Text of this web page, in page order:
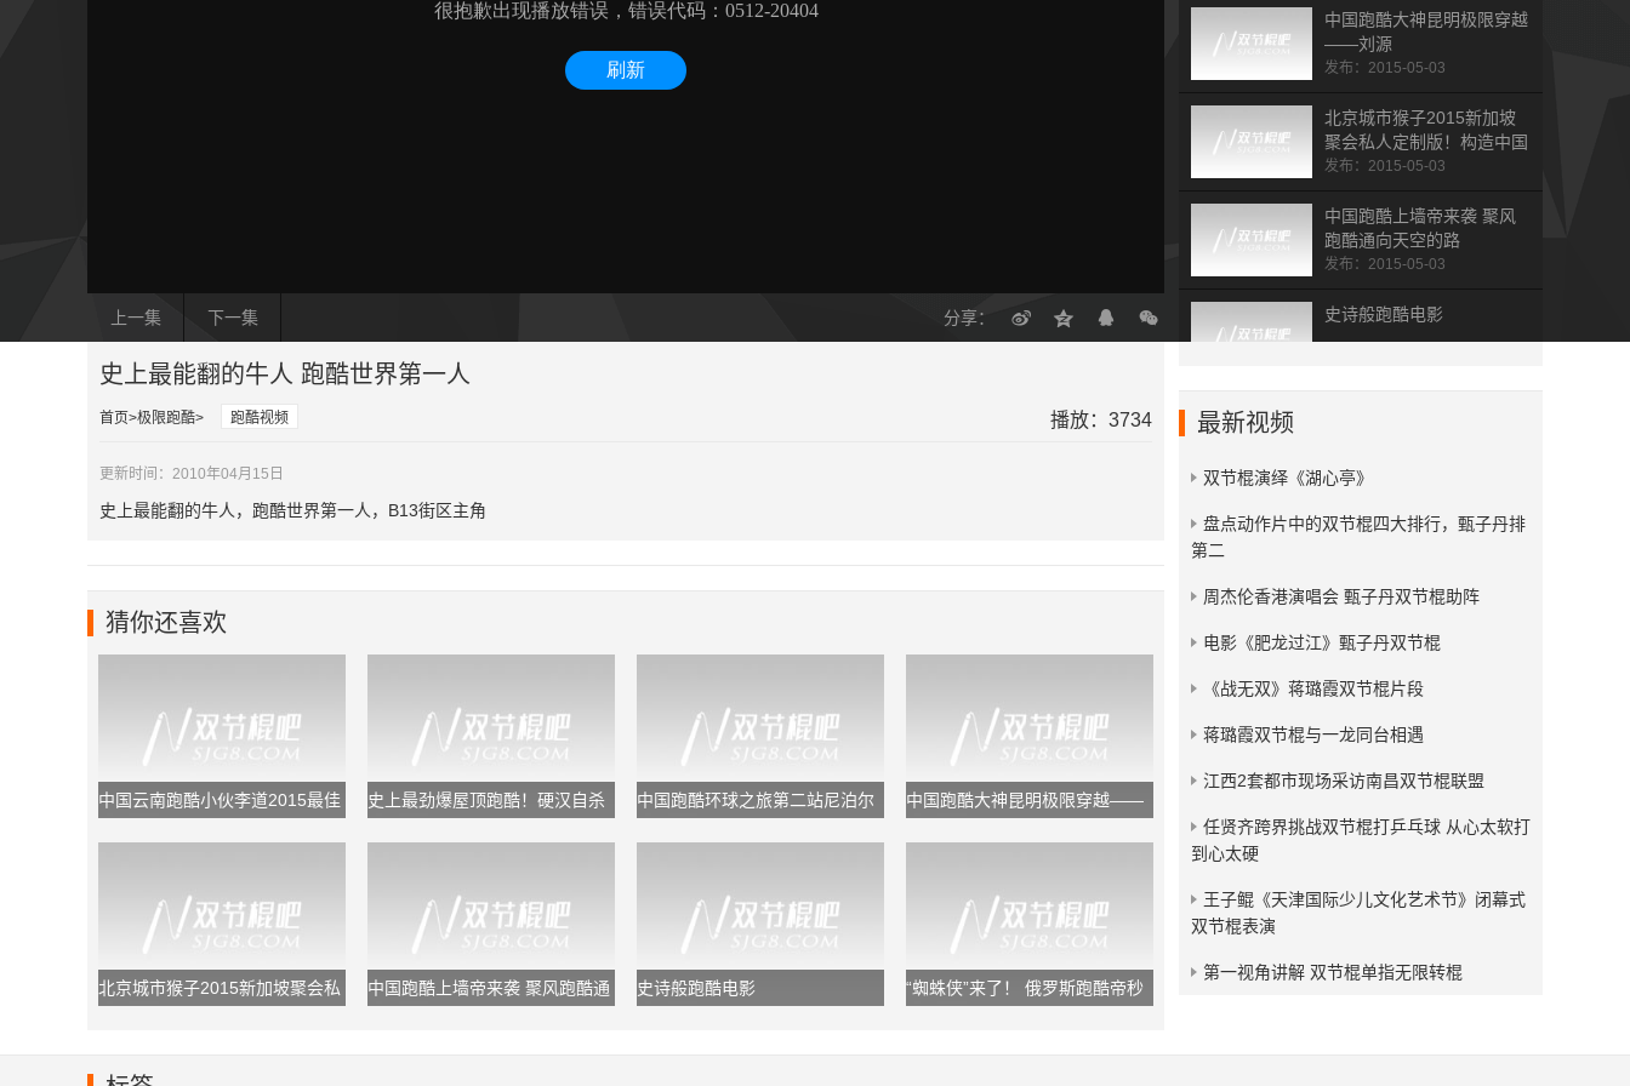
上一集 下一集 分享：
中国跑酷大神昆明极限穿越
——刘源
发布：2015-05-03
北京城市猴子2015新加坡
聚会私人定制版！构造中国
跑酷崛起蓝图
发布：2015-05-03
中国跑酷上墙帝来袭 聚风
跑酷通向天空的路
发布：2015-05-03
史诗般跑酷电影
世界顶级跑酷团队“风暴自
由”最新力作《光的追逐》
史上最能翻的牛人 跑酷世界第一人
首页 极限跑酷 跑酷视频 播放：3734
更新时间：2010年04月15日
史上最能翻的牛人，跑酷世界第一人，B13街区主角
猜你还喜欢
中国云南跑酷小伙李道2015最佳
史上最劲爆屋顶跑酷！硬汉自杀
中国跑酷环球之旅第二站尼泊尔
中国跑酷大神昆明极限穿越——
北京城市猴子2015新加坡聚会私
中国跑酷上墙帝来袭 聚风跑酷通
史诗般跑酷电影
“蜘蛛侠”来了！ 俄罗斯跑酷帝秒
最新视频
双节棍演绎《湖心亭》
​盘点动作片中的双节棍四大排行，甄子丹排
第二
周杰伦香港演唱会 甄子丹双节棍助阵
电影《肥龙过江》甄子丹双节棍
《战无双》蒋璐霞双节棍片段
蒋璐霞双节棍与一龙同台相遇
江西2套都市现场采访南昌双节棍联盟
任贤齐跨界挑战双节棍打乒乓球 从心太软打
到心太硬
王子鲲《天津国际少儿文化艺术节》闭幕式
双节棍表演
第一视角讲解 双节棍单指无限转棍